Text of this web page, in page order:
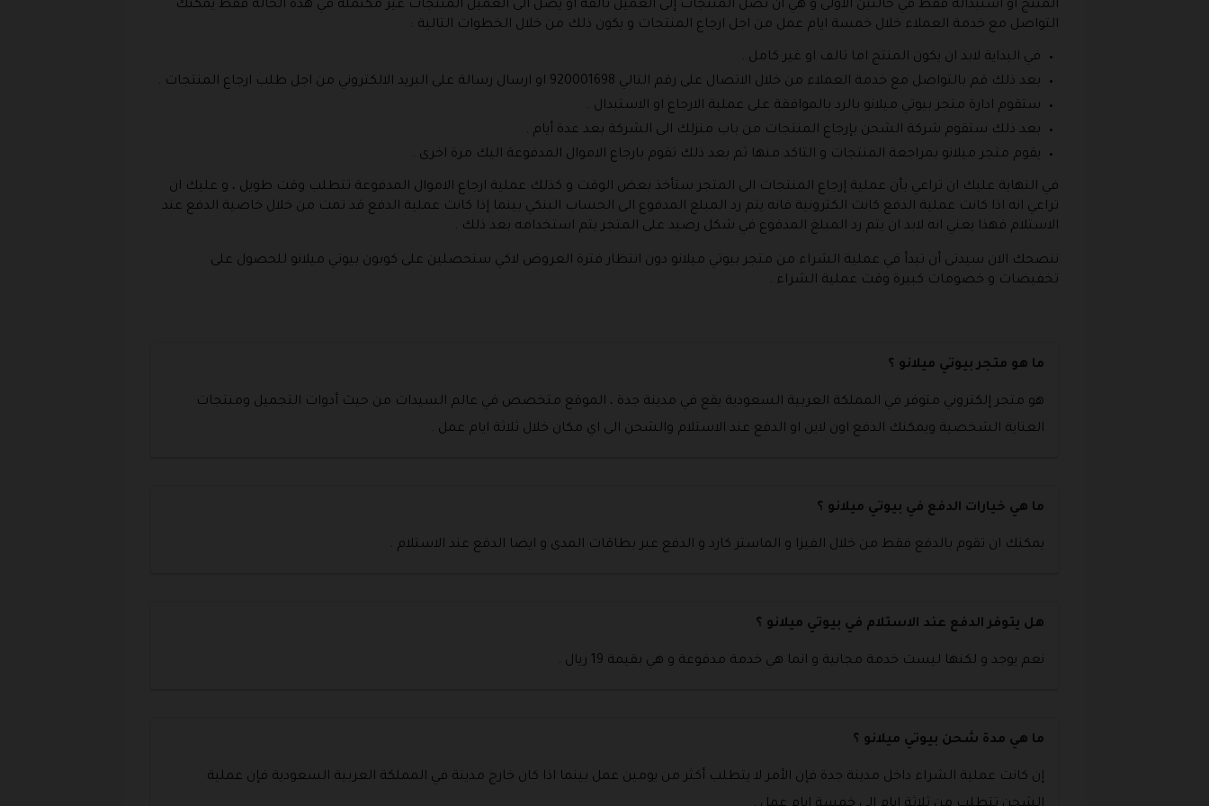
المنتج أو استبداله فقط في حالتين الاولى و هي أن تصل المنتجات إلى العميل تالفة او يصل الى العميل المنتجات غير مكتملة في هذه الحالة فقط يمكنك
التواصل مع خدمة العملاء خلال خمسة ايام عمل من اجل ارجاع المنتجات و يكون ذلك من خلال الخطوات التالية :
في البداية لابد ان يكون المنتج اما تالف او غير كامل .
بعد ذلك قم بالتواصل مع خدمة العملاء من خلال الاتصال على رقم التالي 920001698 او ارسال رسالة على البريد الالكتروني من اجل طلب ارجاع المنتجات .
ستقوم ادارة متجر بيوتي ميلانو بالرد بالموافقة على عملية الارجاع او الاستبدال .
بعد ذلك ستقوم شركة الشحن بإرجاع المنتجات من باب منزلك الى الشركة بعد عدة أيام .
يقوم متجر ميلانو بمراجعة المنتجات و التاكد منها ثم بعد ذلك تقوم بارجاع الاموال المدفوعة اليك مرة اخرى .
في النهاية عليك ان تراعي بأن عملية إرجاع المنتجات الى المتجر ستأخذ بعض الوقت و كذلك عملية ارجاع الاموال المدفوعة تتطلب وقت طويل ، و عليك ان
تراعي انه اذا كانت عملية الدفع كانت الكترونية فانه يتم رد المبلغ المدفوع الى الحساب البنكي بينما إذا كانت عملية الدفع قد تمت من خلال خاصية الدفع عند
الاستلام فهذا يعني انه لابد ان يتم رد المبلغ المدفوع في شكل رصيد على المتجر يتم استخدامه بعد ذلك .
ننصحك الان سيدتى أن تبدأ في عملية الشراء من متجر بيوتي ميلانو دون انتظار فترة العروض لاكي ستحصلين على كوبون بيوتي ميلانو للحصول على
تخفيضات و خصومات كبيرة وقت عملية الشراء .
ما هو متجر بيوتي ميلانو ؟
هو متجر إلكتروني متوفر في المملكة العربية السعودية يقع في مدينة جدة ، الموقع متخصص في عالم السيدات من حيث أدوات التجميل ومنتجات
العناية الشخصية ويمكنك الدفع اون لاين او الدفع عند الاستلام والشحن الى اي مكان خلال ثلاثة ايام عمل .
ما هي خيارات الدفع في بيوتي ميلانو ؟
يمكنك ان تقوم بالدفع فقط من خلال الفيزا و الماستر كارد و الدفع عبر بطاقات المدى و ايضا الدفع عند الاستلام .
هل يتوفر الدفع عند الاستلام في بيوتي ميلانو ؟
نعم يوجد و لكنها ليست خدمة مجانية و انما هي خدمة مدفوعة و هي بقيمة 19 ريال .
ما هي مدة شحن بيوتي ميلانو ؟
إن كانت عملية الشراء داخل مدينة جدة فإن الأمر لا يتطلب أكثر من يومين عمل بينما اذا كان خارج مدينة في المملكة العربية السعودية فإن عملية